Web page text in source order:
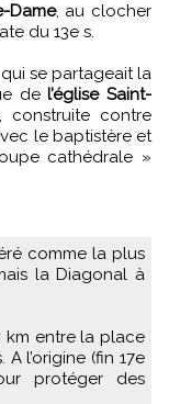
Dame, au clocher
du 13e s.
se partageait la
del’église Saint-
construite contre
le baptistère et
cathédrale »
comme la plus
la Diagonal à
km entre la place
l’origine (fin 17e
protéger des